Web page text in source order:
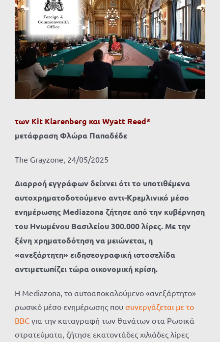
εικόνας
των Kit Klarenberg καιWyatt Reed*
μετάφρασηΦλώρα Παπαδέδε
The Grayzone, 24/05/2025
Διαρροή εγγράφων δείχνει ότι το υποτιθέμενα
αυτοχρηματοδοτούμενο αντι-Κρεμλινικό μέσο
ενημέρωσης Mediazona ζήτησε από την κυβέρνηση
του Ηνωμένου Βασιλείου 300.000 λίρες. Με την
ξένη χρηματοδότηση να μειώνεται, η
«ανεξάρτητη» ειδησεογραφική ιστοσελίδα
αντιμετωπίζει τώρα οικονομική κρίση.
Η Mediazona, το αυτοαποκαλούμενο «ανεξάρτητο»
ρωσικό μέσο ενημέρωσης που συνεργάζεται με το
BBC για την καταγραφή των θανάτων στα Ρωσικά
στρατεύματα, ζήτησε εκατοντάδες χιλιάδες λίρες